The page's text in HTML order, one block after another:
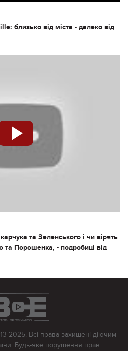
близько від міста - далеко від
та Зеленського і чи вірять
та Порошенка, - подробиці від
2025. Всі права захищені діючим
Будь-яке порушення прав